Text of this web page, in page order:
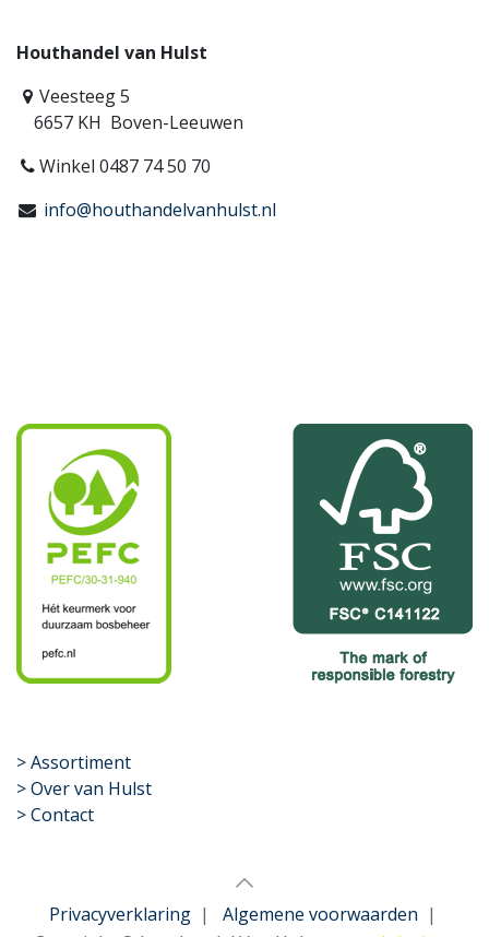
Houthandel van Hulst
Veesteeg 5
6657 KH Boven-Leeuwen
Winkel 0487 74 50 70
info@houthandelvanhulst.nl
​>Assortiment
> Over van Hulst
> Contact
Privacyverklaring| Algemene voorwaarden |